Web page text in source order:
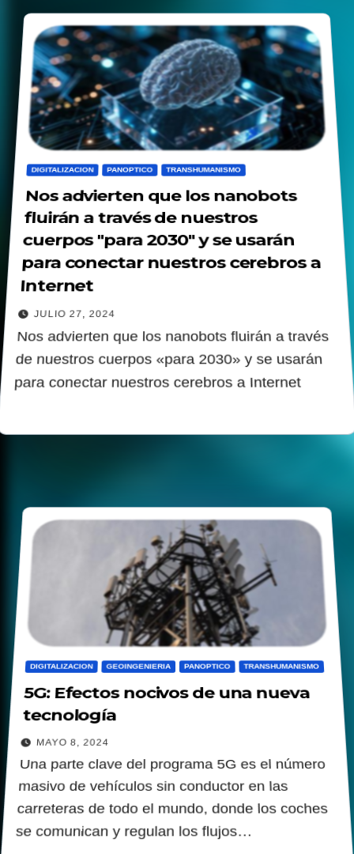
DIGITALIZACION PANOPTICO TRANSHUMANISMO
Nos advierten que los nanobots
fluirán a través de nuestros
cuerpos "para 2030" y se usarán
para conectar nuestros cerebros a
Internet
JULIO 27, 2024
Nos advierten que los nanobots fluirán a través
de nuestros cuerpos «para 2030» y se usarán
para conectar nuestros cerebros a Internet
DIGITALIZACION GEOINGENIERIA PANOPTICO TRANSHUMANISMO
5G: Efectos nocivos de una nueva
tecnología
MAYO 8, 2024
Una parte clave del programa 5G es el número
masivo de vehículos sin conductor en las
carreteras de todo el mundo, donde los coches
se comunican y regulan los flujos…